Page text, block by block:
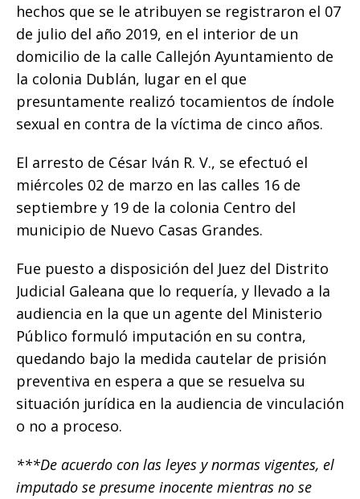
hechos que se le atribuyen se registraron el 07
de julio del año 2019, en el interior de un
domicilio de la calle Callejón Ayuntamiento de
la colonia Dublán, lugar en el que
presuntamente realizó tocamientos de índole
sexual en contra de la víctima de cinco años.
El arresto de César Iván R. V., se efectuó el
miércoles 02 de marzo en las calles 16 de
septiembre y 19 de la colonia Centro del
municipio de Nuevo Casas Grandes.
Fue puesto a disposición del Juez del Distrito
Judicial Galeana que lo requería, y llevado a la
audiencia en la que un agente del Ministerio
Público formuló imputación en su contra,
quedando bajo la medida cautelar de prisión
preventiva en espera a que se resuelva su
situación jurídica en la audiencia de vinculación
o no a proceso.
***De acuerdo con las leyes y normas vigentes, el
imputado se presume inocente mientras no se